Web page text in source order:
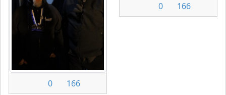
0 166
0 166